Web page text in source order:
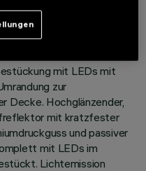
mit LEDs mit
zur
Decke. Hochglänzender,
mit kratzfester
und passiver
mit LEDs im
Lichtemission